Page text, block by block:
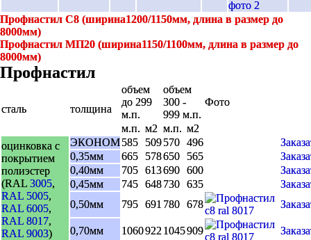
Профнастил С8 (ширина1200/1150мм, длина в размер до
8000мм)
Профнастил МП20 (ширина1150/1100мм, длина в размер до
8000мм)
Профнастил
сталь толщина
объем
до 299
м.п.
объем
300 -
999 м.п.
Фото
м.п. м2 м.п. м2
оцинковка с
покрытием
полиэстер
(RAL 3005,
RAL 5005,
RAL 6005,
RAL 8017,
RAL 9003)
ЭКОНОМ585 509570 496
0,35мм
665 578650 565
0,40мм
705 613690 600
0,45мм
745 648730 635
0,50мм
795 691 780 678
0,70мм 1060922 1045909